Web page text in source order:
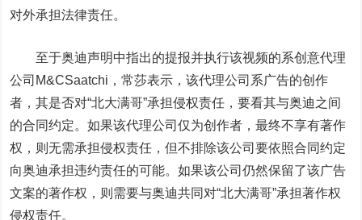
对外承担法律责任。
至于奥迪声明中指出的提报并执行该视频的系创意代理
公司M&CSaatchi，常莎表示，该代理公司系广告的创作
者，其是否对“北大满哥”承担侵权责任，要看其与奥迪之间
的合同约定。如果该代理公司仅为创作者，最终不享有著作
权，则无需承担侵权责任，但不排除该公司要依照合同约定
向奥迪承担违约责任的可能。如果该公司仍然保留了该广告
文案的著作权，则需要与奥迪共同对“北大满哥”承担著作权
侵权责任。